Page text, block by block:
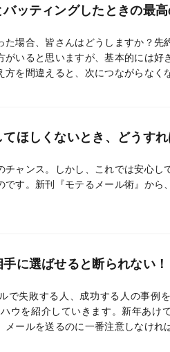
ッティングしたときの最
た場合、皆さんはどうしますか？先
がいると思いますが、基本的には好
方を間違えると、次につながらなく
しても好意が増す方法を紹介します
ほしくないとき、どうすれ
チャンス。しかし、これでは安心し
です。新刊『モテるメール術』から
に選ばせると断られない！
で失敗する人、成功する人の事例
ウを紹介していきます。新年あけ
メールを送るのに一番注意しなけれ